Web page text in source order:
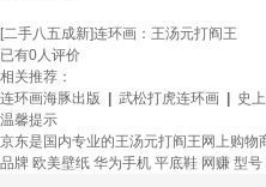
[二手八五成新]连环画：王汤元打阎王
已有0人评价
相关推荐：
连环画海豚出版
武松打虎连环画 史
温馨提示
京东是国内专业的王汤元打阎王网上购
品牌 欧美壁纸 华为手机 平底鞋 网赚 型号